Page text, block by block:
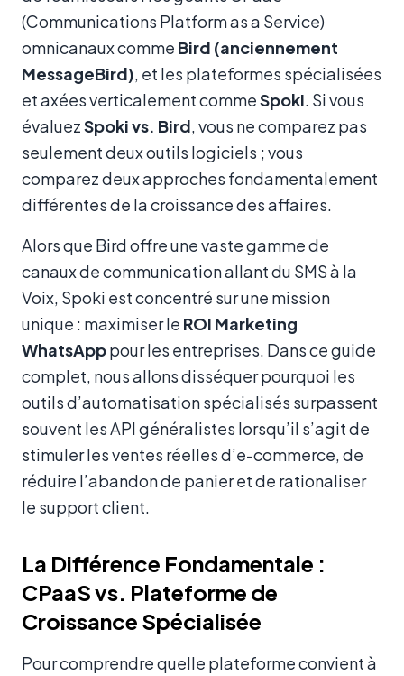
(Communications Platform as a Service)
omnicanaux comme Bird (anciennement
MessageBird), et les plateformes spécialisées
et axées verticalement commeSpoki. Si vous
évaluezSpoki vs. Bird, vous ne comparez pas
seulement deux outils logiciels ; vous
comparez deux approches fondamentalement
différentes de la croissance des affaires.
Alors que Bird offre une vaste gamme de
canaux de communication allant du SMS à la
Voix, Spoki est concentré sur une mission
unique : maximiser le ROI Marketing
WhatsApppour les entreprises. Dans ce guide
complet, nous allons disséquer pourquoi les
outils d’automatisation spécialisés surpassent
souvent les API généralistes lorsqu’il s’agit de
stimuler les ventes réelles d’e-commerce, de
réduire l’abandon de panier et de rationaliser
le support client.
La Différence Fondamentale :
CPaaS vs. Plateforme de
Croissance Spécialisée
Pour comprendre quelle plateforme convient à